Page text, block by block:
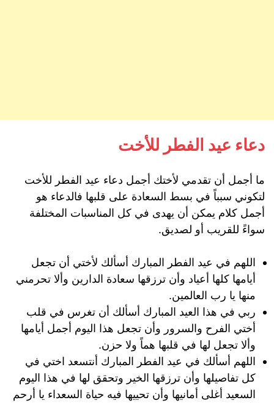
دعاء عيد الفطر للأخت
ما أجمل أن تقدمي لأختك أجمل دعاء عيد الفطر للأخت
لتكوني سبباً في بسط السعادة على قلبها فالدعاء هو
أجمل كلام يمكن أن يهدى في كل المناسبات المختلفة
سواءً للقريب أو لصديق.
اللهم في عيد الفطر المبارك أسألك لأختي أن تجعل
أيامها كلها أعياد وأن ترزقها سعادة الدارين وألا تحرمني
منها يا رب العالمين.
ربي في هذا العيد المبارك أسألك أن تغرس في قلب
أختي الفرح والسرور وأن تجعل هذا اليوم أجمل أيامها
وألا تجعل لها في قلبها هماً ولا حزن.
اللهم أسألك في عيد الفطر المبارك أنتسعد اختي في
كل تفاصيلها وأن ترزقها الخير وتحقق لها في هذا اليوم
السعيد أغلى أمانيها وأن تحييها فيه حياة السعداء يا أرحم